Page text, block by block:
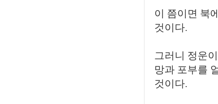
이 쯤이면 북
것이다.
그러니 정운
망과 포부를
것이다.